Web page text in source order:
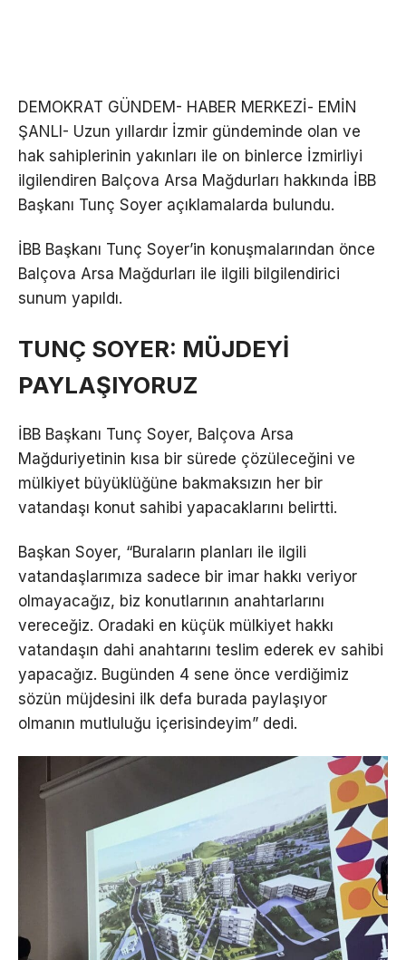
DEMOKRAT GÜNDEM- HABER MERKEZİ- EMİN
ŞANLI- Uzun yıllardır İzmir gündeminde olan ve
hak sahiplerinin yakınları ile on binlerce İzmirliyi
ilgilendiren Balçova Arsa Mağdurları hakkında İBB
Başkanı Tunç Soyer açıklamalarda bulundu.
İBB Başkanı Tunç Soyer’in konuşmalarından önce
Balçova Arsa Mağdurları ile ilgili bilgilendirici
sunum yapıldı.
TUNÇ SOYER: MÜJDEYİ
PAYLAŞIYORUZ
İBB Başkanı Tunç Soyer, Balçova Arsa
Mağduriyetinin kısa bir sürede çözüleceğini ve
mülkiyet büyüklüğüne bakmaksızın her bir
vatandaşı konut sahibi yapacaklarını belirtti.
Başkan Soyer, “Buraların planları ile ilgili
vatandaşlarımıza sadece bir imar hakkı veriyor
olmayacağız, biz konutlarının anahtarlarını
vereceğiz. Oradaki en küçük mülkiyet hakkı
vatandaşın dahi anahtarını teslim ederek ev sahibi
yapacağız. Bugünden 4 sene önce verdiğimiz
sözün müjdesini ilk defa burada paylaşıyor
olmanın mutluluğu içerisindeyim” dedi.